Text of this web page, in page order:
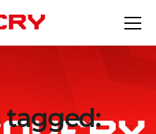
tagged: